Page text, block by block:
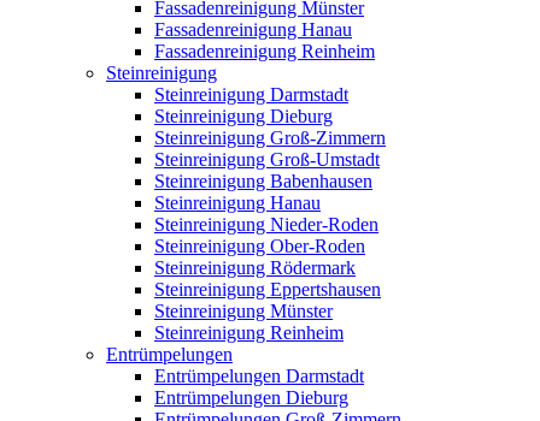
Fassadenreinigung Münster
Fassadenreinigung Hanau
Fassadenreinigung Reinheim
Steinreinigung
Steinreinigung Darmstadt
Steinreinigung Dieburg
Steinreinigung Groß-Zimmern
Steinreinigung Groß-Umstadt
Steinreinigung Babenhausen
Steinreinigung Hanau
Steinreinigung Nieder-Roden
Steinreinigung Ober-Roden
Steinreinigung Rödermark
Steinreinigung Eppertshausen
Steinreinigung Münster
Steinreinigung Reinheim
Entrümpelungen
Entrümpelungen Darmstadt
Entrümpelungen Dieburg